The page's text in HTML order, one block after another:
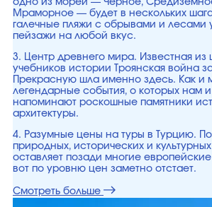
одно из морей — Черное,
Мраморное — будет в нескольких
галечные пляжи с обрывами и
пейзажи на любой вкус.
3. Центр древнего мира. Известная из
учебников истории Троянская война
Прекрасную шла именно здесь. Как и
легендарные события, о которых нам
напоминают роскошные памятники
архитектуры.
4. Разумные цены на туры в Турцию. По
природных, исторических и культурных
оставляет позади многие
вот по уровню цен заметно отстает.
Смотреть больше